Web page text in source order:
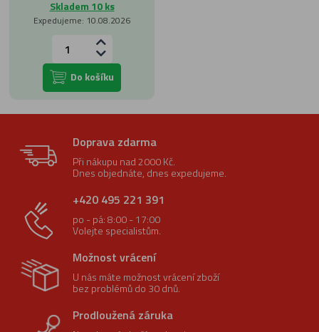
Skladem 10 ks
Expedujeme: 10.08.2026
Do košíku
Doprava zdarma
Při nákupu nad 2000 Kč.
Dnes objednáte, dnes expedujeme.
+420 495 221 391
po - pá: 8:00 - 17:00
Volejte specialistům.
Možnost vrácení
U nás máte možnost vrácení zboží
bez problémů do 30 dnů.
Prodloužená záruka